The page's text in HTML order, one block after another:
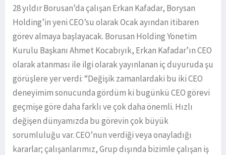
28 yıldır Borusan’da çalışan Erkan Kafadar, Borysan
Holding’in yeni CEO’su olarak Ocak ayından itibaren
görev almaya başlayacak. Borusan Holding Yönetim
Kurulu Başkanı Ahmet Kocabıyık, Erkan Kafadar’ın CEO
olarak atanması ile ilgi olarak yayınlanan iç duyuruda şu
görüşlere yer verdi: “Değişik zamanlardaki bu iki CEO
deneyimim sonucunda gördüm ki bugünkü CEO görevi
geçmişe göre daha farklı ve çok daha önemli. Hızlı
değişen dünyamızda bu görevin çok büyük
sorumluluğu var. CEO’nun verdiği veya onayladığı
kararlar; çalışanlarımız, Grup dışında bizimle çalışan iş